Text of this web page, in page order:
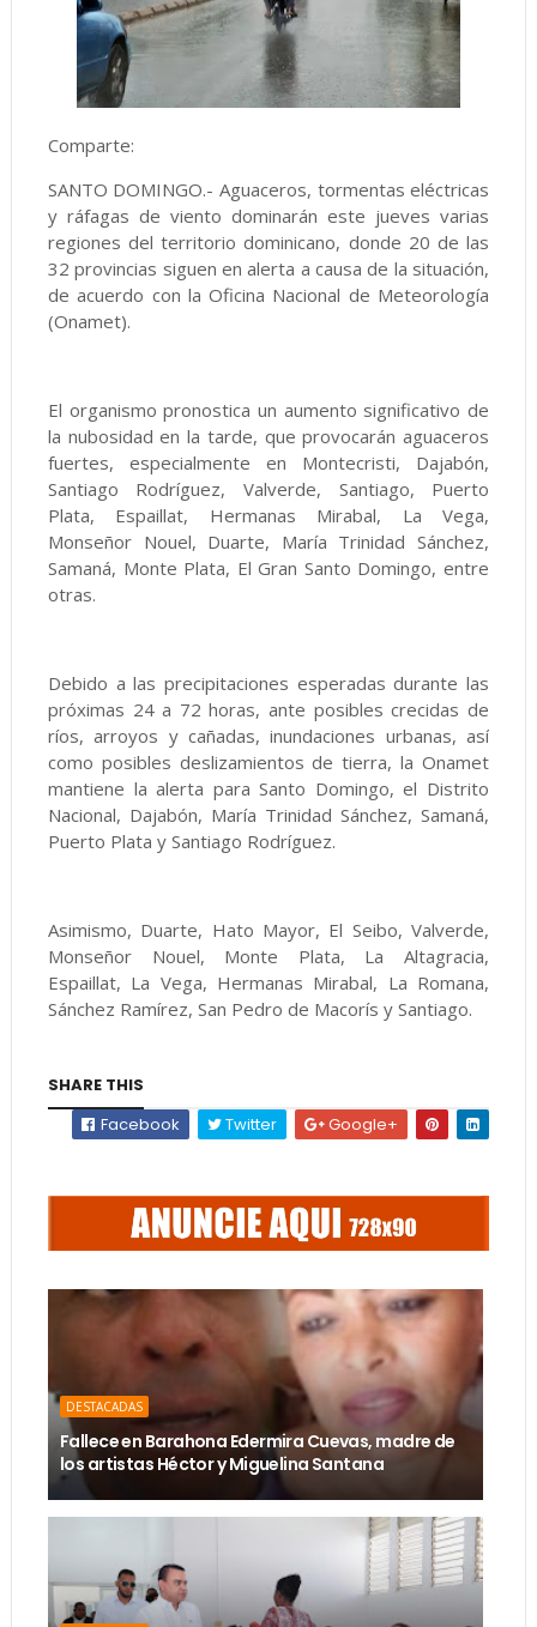
Comparte:
SANTO DOMINGO.- Aguaceros, tormentas eléctricas
y ráfagas de viento dominarán este jueves varias
regiones del territorio dominicano, donde 20 de las
32 provincias siguen en alerta a causa de la situación,
de acuerdo con la Oficina Nacional de Meteorología
(Onamet).
El organismo pronostica un aumento significativo de
la nubosidad en la tarde, que provocarán aguaceros
fuertes, especialmente en Montecristi, Dajabón,
Santiago Rodríguez, Valverde, Santiago, Puerto
Plata, Espaillat, Hermanas Mirabal, La Vega,
Monseñor Nouel, Duarte, María Trinidad Sánchez,
Samaná, Monte Plata, El Gran Santo Domingo, entre
otras.
Debido a las precipitaciones esperadas durante las
próximas 24 a 72 horas, ante posibles crecidas de
ríos, arroyos y cañadas, inundaciones urbanas, así
como posibles deslizamientos de tierra, la Onamet
mantiene la alerta para Santo Domingo, el Distrito
Nacional, Dajabón, María Trinidad Sánchez, Samaná,
Puerto Plata y Santiago Rodríguez.
Asimismo, Duarte, Hato Mayor, El Seibo, Valverde,
Monseñor Nouel, Monte Plata, La Altagracia,
Espaillat, La Vega, Hermanas Mirabal, La Romana,
Sánchez Ramírez, San Pedro de Macorís y Santiago.
SHARE THIS
Facebook
Twitter Google+
DESTACADAS
Fallece en Barahona Edermira Cuevas, madre de
los artistas Héctor y Miguelina Santana